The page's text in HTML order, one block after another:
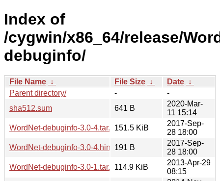
Index of
/cygwin/x86_64/release/
debuginfo/
File Name ↓ File Size ↓ Date ↓
Parent directory/
-
-
sha512.sum
641 B
2020-Mar-
11 15:14
WordNet-debuginfo-3.0-4.tar.xz151.5 KiB
2017-Sep-
28 18:00
WordNet-debuginfo-3.0-4.hint
191 B
2017-Sep-
28 18:00
WordNet-debuginfo-3.0-1.tar.bz2114.9 KiB
2013-Apr-29
08:15